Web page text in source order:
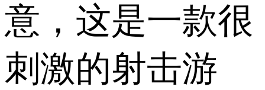
意，这是一款很
刺激的射击游